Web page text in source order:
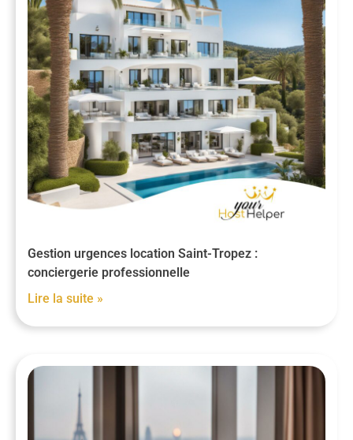
Gestion urgences location Saint-Tropez :
conciergerie professionnelle
Lire la suite »